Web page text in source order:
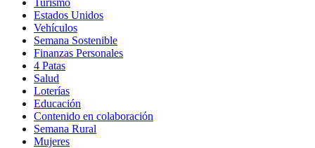
Estados Unidos
Vehículos
Semana Sostenible
Finanzas Personales
4 Patas
Salud
Loterías
Educación
Contenido en colaboración
Semana Rural
Mujeres